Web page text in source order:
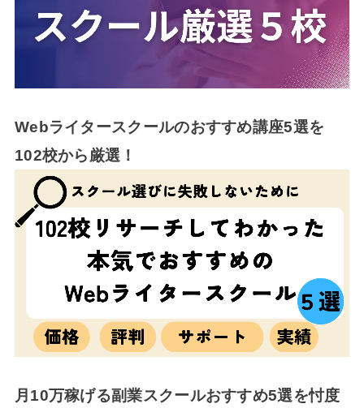
Webライタースクールのおすすめ講座5選を
102校から厳選！
月10万稼げる副業スクールおすすめ5選を忖度